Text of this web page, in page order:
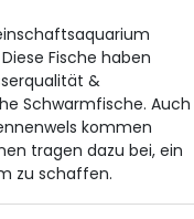
Fische haben
&
Schwarmfische. Auch
kommen
tragen dazu bei, ein
zu schaffen.